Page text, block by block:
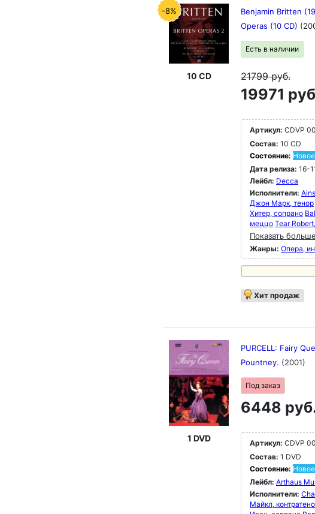
-8%
10 CD
Benjamin Britten
Operas (10 CD)
Есть в наличии
21799руб.
19971
Артикул: CDVP
Состав: 10 CD
Состояние:
Дата релиза: 16-
Лейбл: Decca
Исполнители:
Джон Марк, тенор
Хитер, сопрано
меццо Tear
Показать больше
Жанры: Опера,
Хит продаж
1 DVD
PURCELL: Fairy
Pountney. (2001)
Под заказ
6448
Артикул: CDVP
Состав: 1 DVD
Состояние:
Лейбл: Arthaus
Исполнители:
Майкл,